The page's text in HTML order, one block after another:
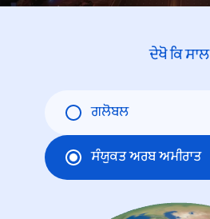
ਦੇਖੋ ਕਿ ਸਾਲ
ਗਲੋਬਲ
ਸੰਯੁਕਤ ਅਰਬ ਅਮੀਰਾਤ